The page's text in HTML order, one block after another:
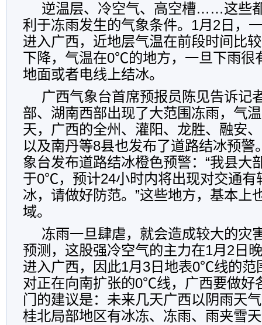
逆温层、冷空气、高空槽……这些
利于冻雨发生的气象条件。1月2日，
进入广西，近地层气温在前段时间比
下降，气温在0℃的地方，一旦下雨很
地面或者电线上结冰。
广西气象台首席预报员陈见告诉记
部、湖南西部出现了大范围冻雨，气
天，广西的全州、灌阳、龙胜、融安
以及南丹等8县也发布了道路结冰预警
象台发布道路结冰橙色预警：“我县大
于0℃，预计24小时内将出现对交通有
冰，请做好防范。”这些地方，基本
域。
冻雨一旦肆虐，就会造成较大的灾
预测，这股强冷空气的主力在1月2日
进入广西，因此1月3日地表0℃线的范
对正在向南扩张的0℃线，广西要做好
门的建议是：未来几天广西以阴雨天
桂北局部地区有冰冻、冻雨、雨夹雪